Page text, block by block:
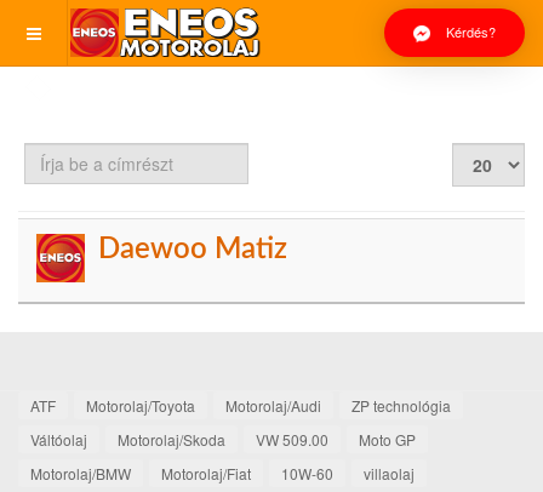
Kérdés?
Írja
a
Daewoo Matiz
ATF Motorolaj/Toyota Motorolaj/Audi
ZP technológia
Váltóolaj
Motorolaj/Skoda VW 509.00
Moto GP
Motorolaj/BMW
Motorolaj/Fiat 10W-60
villaolaj